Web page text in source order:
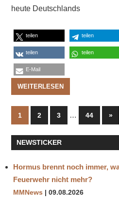
heute Deutschlands
teilen teilen
teilen teilen
E-Mail
WEITERLESEN
der
Beiträge
1 2 3 … 44 »
NEWSTICKER
Hormus brennt noch immer,
Feuerwehr nicht mehr?
MMNews 09.08.2026